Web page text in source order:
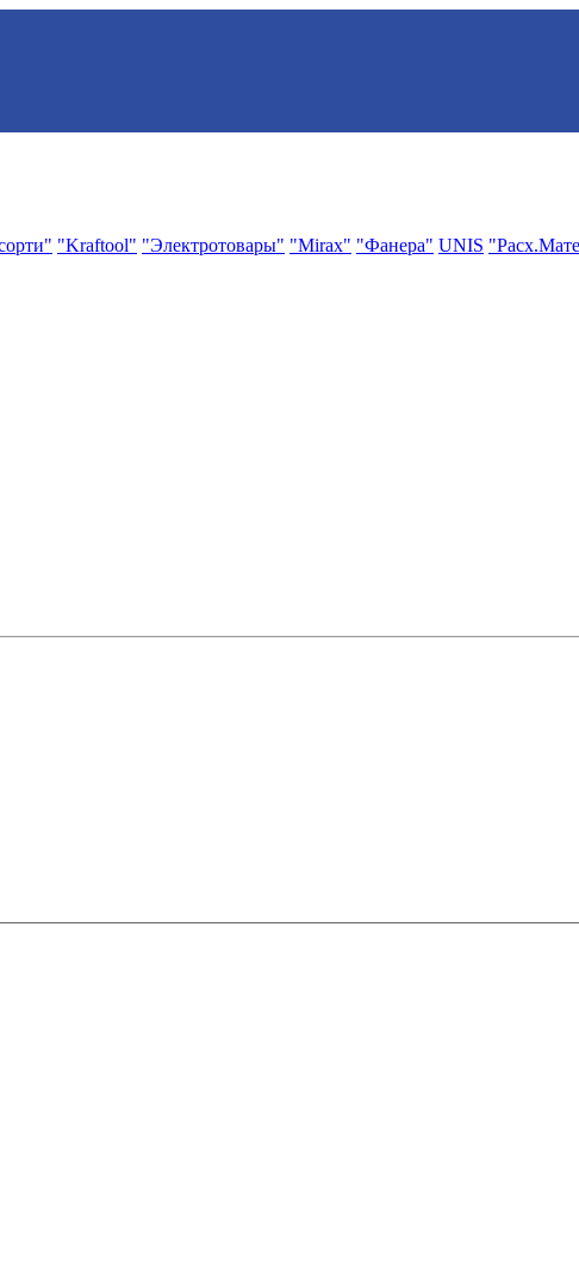
"Kraftool" "Электротовары" "Mirax" "Фанера" UNIS